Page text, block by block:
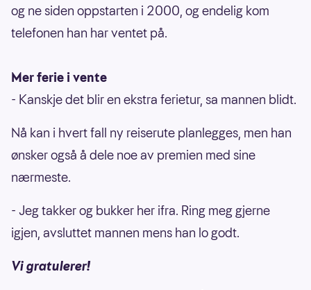
og ne siden oppstarten i 2000, og endelig kom
telefonen han har ventet på.
Mer ferie i vente
- Kanskje det blir en ekstra ferietur, sa mannen blidt.
Nå kan i hvert fall ny reiserute planlegges, men han
ønsker også å dele noe av premien med sine
nærmeste.
- Jeg takker og bukker her ifra. Ring meg gjerne
igjen, avsluttet mannen mens han lo godt.
Vi gratulerer!